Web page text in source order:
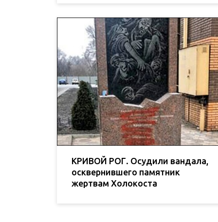
КРИВОЙ РОГ. Осудили вандала,
осквернившего памятник
жертвам Холокоста